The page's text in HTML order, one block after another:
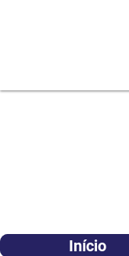
Início